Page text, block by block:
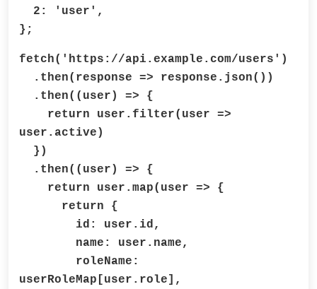
2: 'user',
};
fetch('https://api.example.com/users')
.then(response => response.json())
.then((user) => {
return user.filter(user =>
user.active)
})
.then((user) => {
return user.map(user => {
return {
id: user.id,
name: user.name,
roleName:
userRoleMap[user.role],